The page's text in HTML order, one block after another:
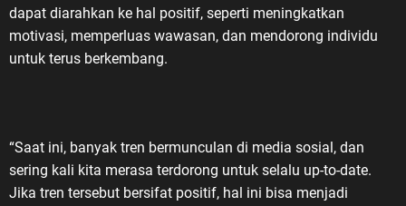
dapat diarahkan ke hal positif, seperti meningkatkan
motivasi, memperluas wawasan, dan mendorong individu
untuk terus berkembang.
“Saat ini, banyak tren bermunculan di media sosial, dan
sering kali kita merasa terdorong untuk selalu up-to-date.
Jika tren tersebut bersifat positif, hal ini bisa menjadi